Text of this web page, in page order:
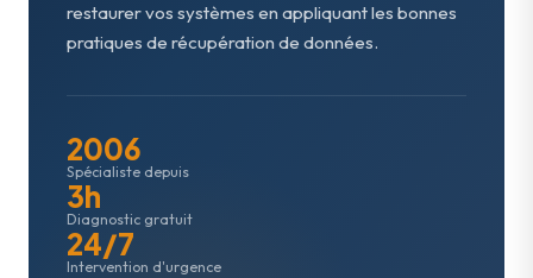
restaurer vos systèmes en appliquant les bonnes
pratiques de récupération de données.
2006
Spécialiste depuis
3h
Diagnostic gratuit
24/7
Intervention d'urgence